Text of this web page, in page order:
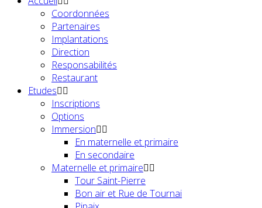
Coordonnées
Partenaires
Implantations
Direction
Responsabilités
Restaurant
Etudes
Inscriptions
Options
Immersion
En maternelle et primaire
En secondaire
Maternelle et primaire
Tour Saint-Pierre
Bon air et Rue de Tournai